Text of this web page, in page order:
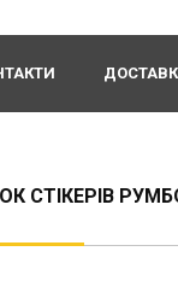
СТІКЕРІВ